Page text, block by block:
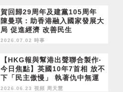
賀回歸29周年及建黨105周年
陳曼琪：助香港融入國家發展大
局 促進經濟 改善民生
2026.07.02 時事
【HKG報與幫港出聲聯合製作‧
今日焦點】英國10年7首相 放不
下「民主傲慢」 執著仇中無運
行 立會議員是志業非職業 勿負
2026.06.23 視頻 周天慧